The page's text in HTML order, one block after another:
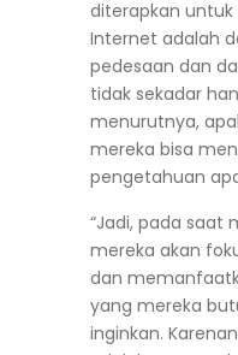
diterapkan
Internet adalah
pedesaan dan
tidak sekadar
menurutnya,
mereka bisa
pengetahuan
“Jadi, pada saat
mereka akan
dan
yang mereka
inginkan.